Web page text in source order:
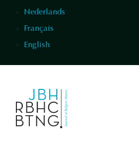
Nederlands
Français
English